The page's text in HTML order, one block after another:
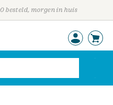
besteld, morgen in huis